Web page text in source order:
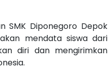
SMK Diponegoro Depok
mendata siswa dari
diri dan mengirimkan